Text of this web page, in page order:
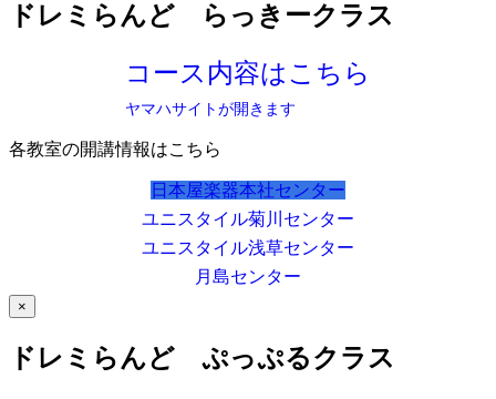
ドレミらんど らっきークラス
コース内容はこちら
ヤマハサイトが開きます
各教室の開講情報はこちら
日本屋楽器本社センター
ユニスタイル菊川センター
ユニスタイル浅草センター
月島センター
×
ドレミらんど ぷっぷるクラス